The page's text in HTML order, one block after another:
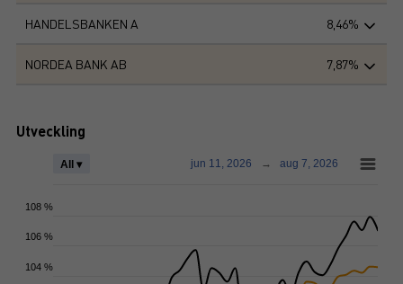
HANDELSBANKEN A 8,46%
NORDEA BANK AB 7,87%
Utveckling
All ▾ jun 11, 2026 → aug 7, 2026
104 %
106 %
108 %